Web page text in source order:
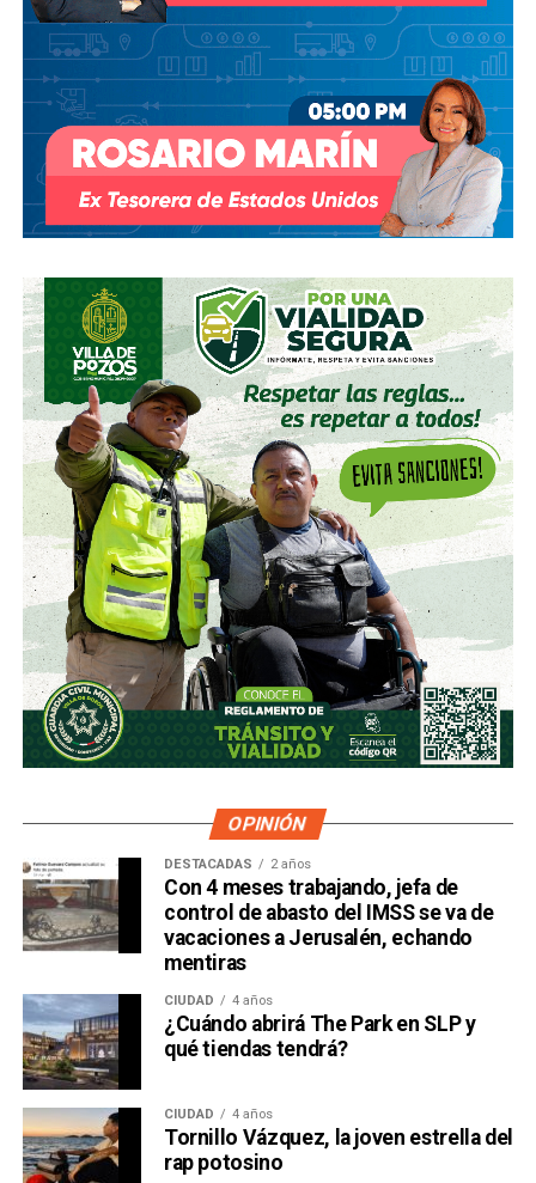
OPINIÓN
DESTACADAS 2 años
Con 4 meses trabajando, jefa de
control de abasto del IMSS se va de
vacaciones a Jerusalén, echando
mentiras
CIUDAD 4 años
¿Cuándo abrirá The Park en SLP y
qué tiendas tendrá?
CIUDAD 4 años
Tornillo Vázquez, la joven estrella del
rap potosino